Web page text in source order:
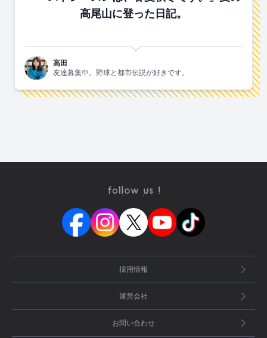
高尾山に登った日記。
高田
友達募集中。野球と都市伝説が好きです。
採用情報
運営会社
お問い合わせ